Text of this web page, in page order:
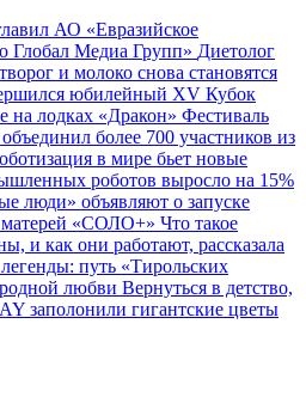
АО «Евразийское
Глобал Медиа Групп» Диетолог
и молоко снова становятся
юбилейный XV Кубок
на лодках «Дракон» Фестиваль
более 700 участников из
в мире бьет новые
роботов выросло на 15%
люди» объявляют о запуске
матерей «СОЛО+» Что такое
и как они работают, рассказала
путь «Тирольских
любви Вернуться в детство,
заполонили гигантские цветы